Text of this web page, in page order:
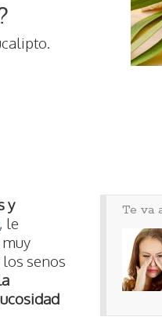
Te va
y
, le
senos